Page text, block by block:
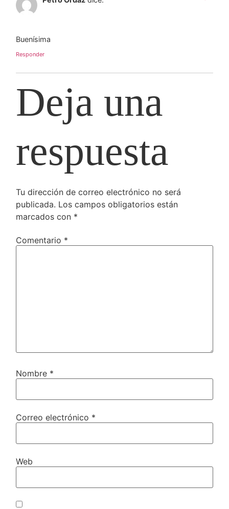
Buenísima
Responder
Deja una
respuesta
Tu dirección de correo electrónico no será
publicada. Los campos obligatorios están
marcados con *
Comentario *
Nombre *
Correo electrónico *
Web